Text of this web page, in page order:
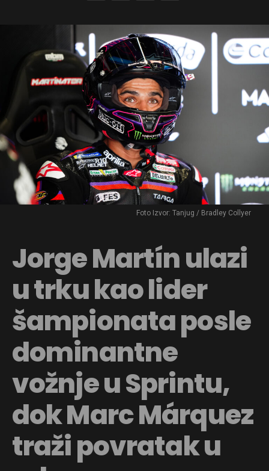
Foto Izvor: Tanjug / Bradley Collyer
Jorge Martín ulazi
u trku kao lider
šampionata posle
dominantne
vožnje u Sprintu,
dok Marc Márquez
traži povratak u